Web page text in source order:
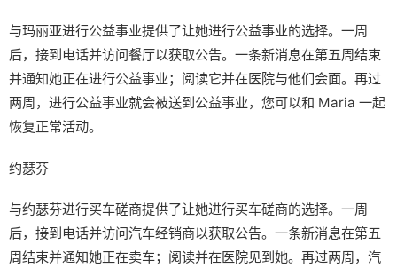
与玛丽亚进行公益事业提供了让她进行公益事业的选择。一周
后，接到电话并访问餐厅以获取公告。一条新消息在第五周结束
并通知她正在进行公益事业；阅读它并在医院与他们会面。再过
两周，进行公益事业就会被送到公益事业，您可以和 Maria 一起
恢复正常活动。
约瑟芬
与约瑟芬进行买车磋商提供了让她进行买车磋商的选择。一周
后，接到电话并访问汽车经销商以获取公告。一条新消息在第五
周结束并通知她正在卖车；阅读并在医院见到她。再过两周，汽